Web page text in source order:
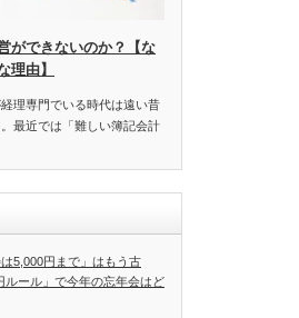
ができないのか？【な
理由】
理専門でいる時代は遠い昔
最近では「難しい簿記会計
は5,000円まで」はもう古
ルール」で今年の忘年会はど